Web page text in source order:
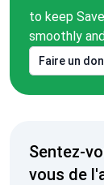
to keep
smoothly
Faire un don
Sentez-
vous de